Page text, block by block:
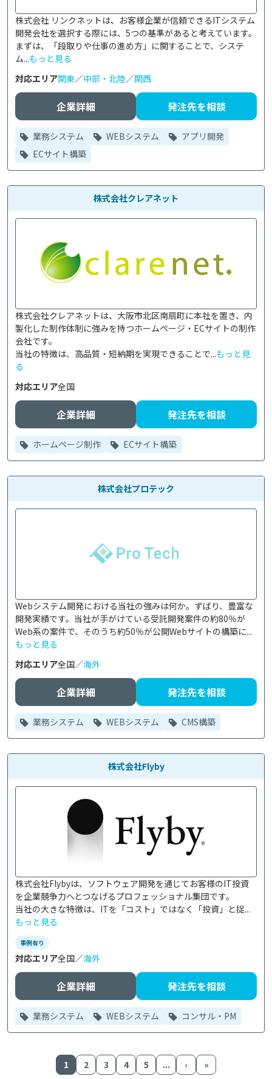
株式会社 リンクネットは、お客様企業が信頼できるITシステム
開発会社を選択する際には、5つの基準があると考えています。
まずは、「段取りや仕事の進め方」に関することで、システ
ム...もっと見る
対応エリア関東／中部・北陸／関西
企業詳細 発注先を相談
業務システム WEBシステム
アプリ開発
ECサイト構築
株式会社クレアネット
株式会社クレアネットは、大阪市北区南扇町に本社を置き、内
製化した制作体制に強みを持つホームページ・ECサイトの制作
会社です。
当社の特徴は、高品質・短納期を実現できることで...もっと見
る
対応エリア全国
企業詳細 発注先を相談
ホームページ制作 ECサイト構築
株式会社プロテック
Webシステム開発における当社の強みは何か。ずばり、豊富な
開発実績です。当社が手がけている受託開発案件の約80％が
Web系の案件で、そのうち約50％が公開Webサイトの構築に...
もっと見る
対応エリア全国／海外
企業詳細 発注先を相談
業務システム WEBシステム CMS構築
株式会社Flyby
株式会社Flybyは、ソフトウェア開発を通じてお客様のIT投資
を企業競争力へとつなげるプロフェッショナル集団です。
当社の大きな特徴は、ITを「コスト」ではなく「投資」と捉...
もっと見る
事例有り
対応エリア全国／海外
企業詳細 発注先を相談
業務システム WEBシステム コンサル・PM
1 2 3 4 5 ... › »